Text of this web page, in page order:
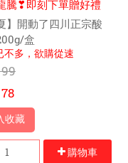
騰❣即刻下單贈好禮
】開動了四川正宗酸
盒
不多，欲購從速
78
收藏
購物車